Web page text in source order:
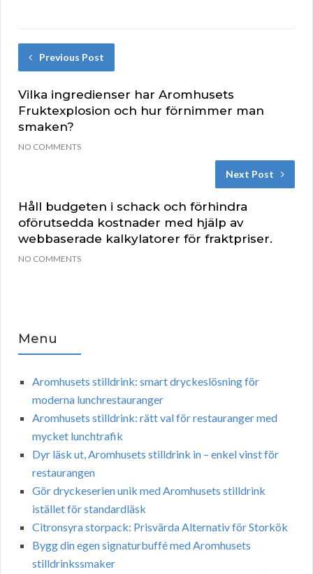
Previous Post
Vilka ingredienser har Aromhusets
Fruktexplosion och hur förnimmer man
smaken?
NO COMMENTS
Next Post
Håll budgeten i schack och förhindra
oförutsedda kostnader med hjälp av
webbaserade kalkylatorer för fraktpriser.
NO COMMENTS
Menu
Aromhusets stilldrink: smart dryckeslösning för
moderna lunchrestauranger
Aromhusets stilldrink: rätt val för restauranger med
mycket lunchtrafik
Dyr läsk ut, Aromhusets stilldrink in – enkel vinst för
restaurangen
Gör dryckeserien unik med Aromhusets stilldrink
istället för standardläsk
Citronsyra storpack: Prisvärda Alternativ för Storkök
Bygg din egen signaturbuffé med Aromhusets
stilldrinkssmaker